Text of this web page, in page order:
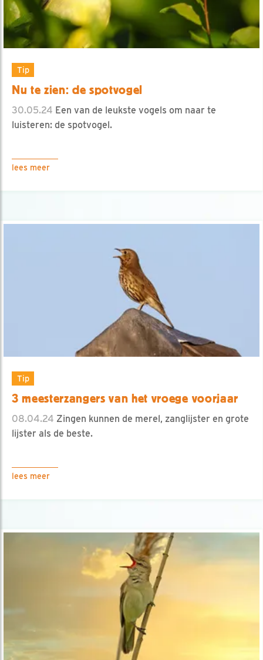
Tip
Nu te zien: de spotvogel
30.05.24 Een van de leukste vogels om naar te
luisteren: de spotvogel.
lees meer
Tip
3 meesterzangers van het vroege voorjaar
08.04.24 Zingen kunnen de merel, zanglijster en grote
lijster als de beste.
lees meer